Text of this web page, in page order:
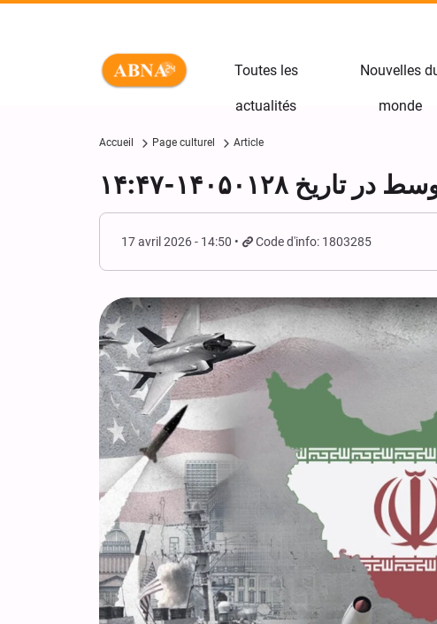
Toutes les
actualités
Nouvelles
monde
Accueil Page culturel Article
۱۴۰۵۰۱۲۸-۱۴:۴۷
17 avril 2026 - 14:50 Code d'info: 1803285